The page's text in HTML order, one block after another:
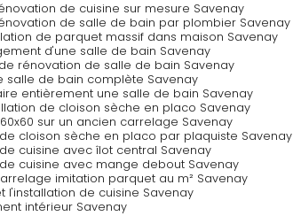
de cuisine sur mesure Savenay
de salle de bain par plombier Savenay
de parquet massif dans maison Savenay
d'une salle de bain Savenay
rénovation de salle de bain Savenay
salle de bain complète Savenay
entièrement une salle de bain Savenay
de cloison sèche en placo Savenay
sur un ancien carrelage Savenay
cloison sèche en placo par plaquiste Savenay
cuisine avec îlot central Savenay
cuisine avec mange debout Savenay
imitation parquet au m² Savenay
l'installation de cuisine Savenay
intérieur Savenay